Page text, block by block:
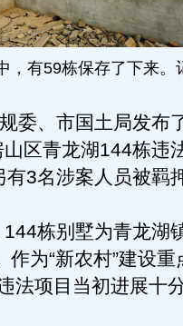
，有59栋保存了下来。
、市国土局发布
区青龙湖144栋违
3名涉案人员被羁
栋别墅为青龙湖
作为“新农村”建设
法项目当初进展十